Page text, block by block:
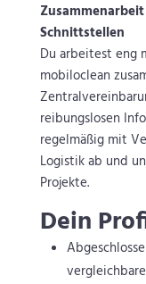
Schnittstellen
Du arbeitest eng
mobiloclean
reibungslosen
regelmäßig mit
Logistik ab und
Projekte.
Dein